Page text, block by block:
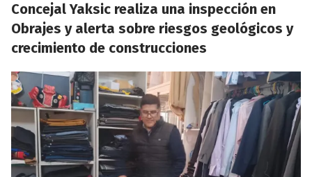
Concejal Yaksic realiza una inspección en
Obrajes y alerta sobre riesgos geológicos y
crecimiento de construcciones